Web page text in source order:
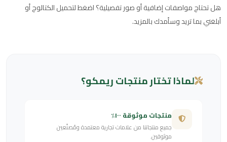
هل تحتاج مواصفات إضافية أو صور تفصيلية؟ اضغط لتحميل الكتالوج أو
أبلغني بما تريد وسأمدك بالمزيد.
لماذا تختار منتجات ريمكو؟
منتجات موثوقة ١٠٠٪
جميع منتجاتنا من علامات تجارية معتمدة ومُصنّعين
موثوقين.